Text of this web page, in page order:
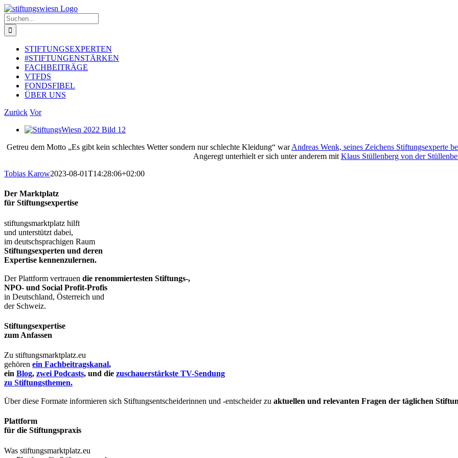
Zum
Inhalt
springen
Suche
nach:
STIFTUNGSEXPERTEN
#STIFTUNGENSTÄRKEN
FACHBEITRÄGE
VTFDS
FONDSFIBEL
ÜBER UNS
Zurück Vor
Zeige
Bild
Getreu dem Motto „Es gibt kein schlechtes Wetter sondern nur schlechte Kleidung“ warAndreas Wenk, seines Zeichens Stiftungsexperte
Angeregt unterhielt er sich unter anderem mit Klaus Stüllenberg von der
Tobias Karow2023-08-01T14:28:06+02:00
Der Marktplatz
für Stiftungsexpertise
stiftungsmarktplatz hilft
und unterstützt dabei,
im deutschsprachigen Raum
Stiftungsexperten und deren
Expertise kennenzulernen.
Der Plattform vertrauen die renommiertesten Stiftungs-,
NPO- und Social Profit-Profis
in Deutschland, Österreich und
der Schweiz.
Stiftungsexpertise
zum Anfassen
Zu stiftungsmarktplatz.eu
gehören ein Fachbeitragskanal,
ein Blog, zwei Podcasts, und die zuschauerstärkste TV-Sendung
zu Stiftungsthemen.
Über diese Formate informieren sich Stiftungsentscheiderinnen und -entscheider zu aktuellen und relevanten Fragen der täglichen
Plattform
für die Stiftungspraxis
Was stiftungsmarktplatz.eu